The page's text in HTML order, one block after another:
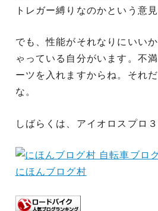
トレガー縛りなのかという意
でも、性能がそれなりにいい
ゃっている自分がいます。不
ーツを入れますからね。それ
な。
しばらくは、アイオロスプロ
にほんブログ村